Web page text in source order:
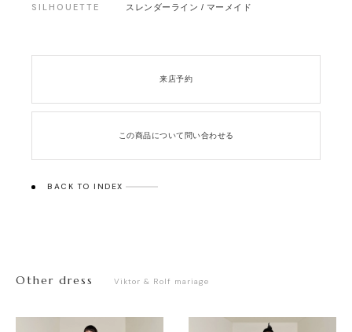
SILHOUETTE スレンダーライン / マーメイド
来店予約
この商品について問い合わせる
BACK TO INDEX
Other dress Viktor & Rolf mariage